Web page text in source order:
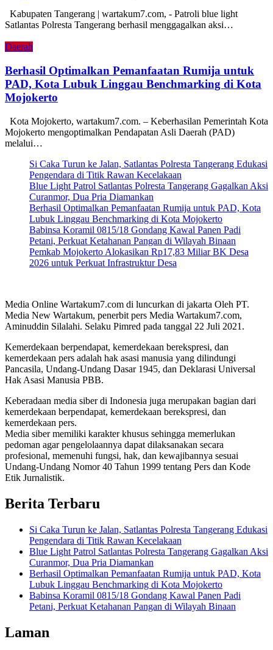
Kabupaten Tangerang | wartakum7.com, - Patroli blue light
Satlantas Polresta Tangerang berhasil menggagalkan aksi…
Daerah
Berhasil Optimalkan Pemanfaatan Rumija untuk
PAD, Kota Lubuk Linggau Benchmarking di Kota
Mojokerto
Kota Mojokerto, wartakum7.com. – Keberhasilan Pemerintah Kota
Mojokerto mengoptimalkan Pendapatan Asli Daerah (PAD)
melalui…
Si Caka Turun ke Jalan, Satlantas Polresta Tangerang Edukasi
Pengendara di Titik Rawan Kecelakaan
Blue Light Patrol Satlantas Polresta Tangerang Gagalkan Aksi
Curanmor, Dua Pria Diamankan
Berhasil Optimalkan Pemanfaatan Rumija untuk PAD, Kota
Lubuk Linggau Benchmarking di Kota Mojokerto
Babinsa Koramil 0815/18 Gondang Kawal Panen Padi
Petani, Perkuat Ketahanan Pangan di Wilayah Binaan
Pemkab Mojokerto Alokasikan Rp17,83 Miliar BK Desa
2026 untuk Perkuat Infrastruktur Desa
Media Online Wartakum7.com di luncurkan di jakarta Oleh PT.
Media New Wartakum, penerbit pers Media Wartakum7.com,
Aminuddin Silalahi. Selaku Pimred pada tanggal 22 Juli 2021.
Kemerdekaan berpendapat, kemerdekaan berekspresi, dan
kemerdekaan pers adalah hak asasi manusia yang dilindungi
Pancasila, Undang-Undang Dasar 1945, dan Deklarasi Universal
Hak Asasi Manusia PBB.
Keberadaan media siber di Indonesia juga merupakan bagian dari
kemerdekaan berpendapat, kemerdekaan berekspresi, dan
kemerdekaan pers.
Media siber memiliki karakter khusus sehingga memerlukan
pedoman agar pengelolaannya dapat dilaksanakan secara
profesional, memenuhi fungsi, hak, dan kewajibannya sesuai
Undang-Undang Nomor 40 Tahun 1999 tentang Pers dan Kode
Etik Jurnalistik.
Berita Terbaru
Si Caka Turun ke Jalan, Satlantas Polresta Tangerang Edukasi
Pengendara di Titik Rawan Kecelakaan
Blue Light Patrol Satlantas Polresta Tangerang Gagalkan Aksi
Curanmor, Dua Pria Diamankan
Berhasil Optimalkan Pemanfaatan Rumija untuk PAD, Kota
Lubuk Linggau Benchmarking di Kota Mojokerto
Babinsa Koramil 0815/18 Gondang Kawal Panen Padi
Petani, Perkuat Ketahanan Pangan di Wilayah Binaan
Laman